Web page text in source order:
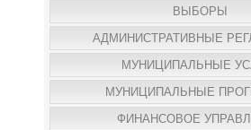
ВЫБОРЫ
АДМИНИСТРАТИВНЫЕ
МУНИЦИПАЛЬНЫЕ
МУНИЦИПАЛЬНЫЕ
ФИНАНСОВОЕ